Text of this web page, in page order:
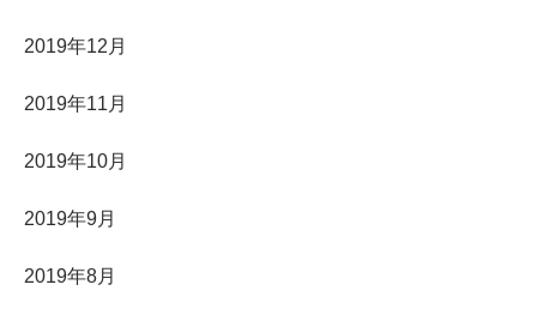
2019年12月
2019年11月
2019年10月
2019年9月
2019年8月